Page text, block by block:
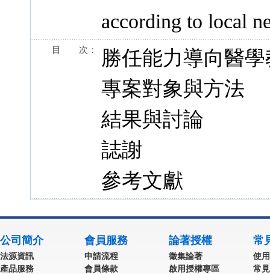
according to local
目 次：
勝任能力導向醫
專案對象與方法
結果與討論
誌謝
參考文獻
公司簡介
法源資訊
產品服務
會員服務
申請流程
會員條款
論著授權
徵集論著
啟用授權專區
常
使
常